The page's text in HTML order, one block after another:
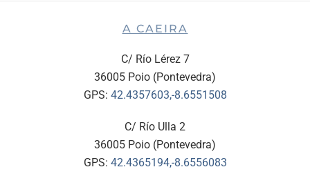
A CAEIRA
C/ Río Lérez 7
36005 Poio (Pontevedra)
GPS: 42.4357603,-8.6551508
C/ Río Ulla 2
36005 Poio (Pontevedra)
GPS: 42.4365194,-8.6556083